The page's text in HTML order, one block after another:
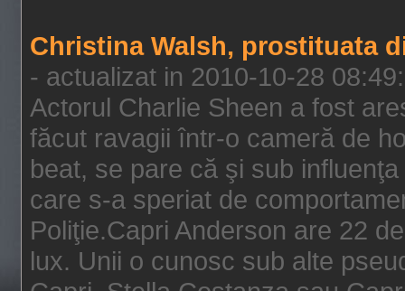
Christina Walsh, prostituata
- actualizat in 2010-10-28
Actorul Charlie Sheen a fost
făcut ravagii într-o cameră de
beat, se pare că şi sub
care s-a speriat de
Poliţie.Capri Anderson are 22
lux. Unii o cunosc sub alte